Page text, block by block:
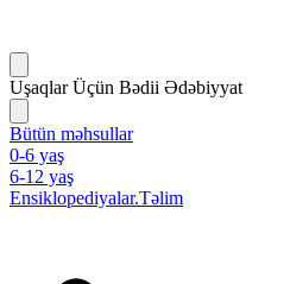
Uşaqlar Üçün Bədii Ədəbiyyat
Bütün məhsullar
0-6 yaş
6-12 yaş
Ensiklopediyalar.Təlim